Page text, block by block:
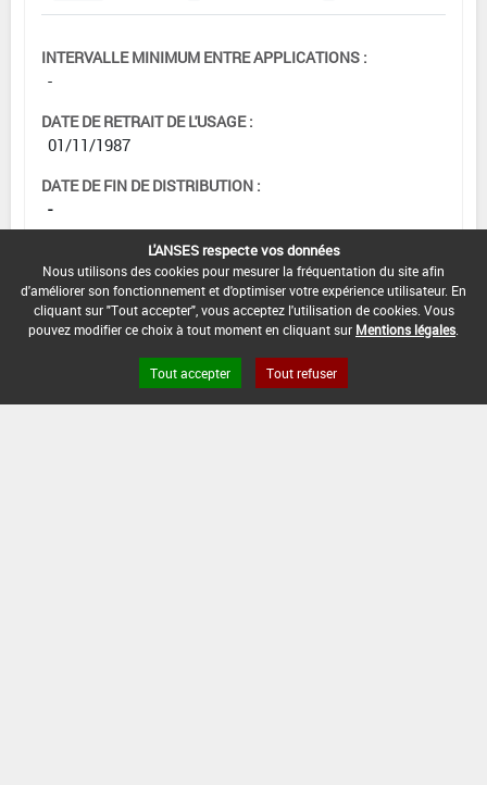
INTERVALLE MINIMUM ENTRE APPLICATIONS :
-
DATE DE RETRAIT DE L'USAGE :
01/11/1987
DATE DE FIN DE DISTRIBUTION :
-
DATE DE FIN D'UTILISATION :
-
L'ANSES respecte vos données
Nous utilisons des cookies pour mesurer la fréquentation du site afin
d'améliorer son fonctionnement et d'optimiser votre expérience utilisateur. En
cliquant sur "Tout accepter", vous acceptez l'utilisation de cookies. Vous
pouvez modifier ce choix à tout moment en cliquant sur Mentions légales
Tout accepter Tout refuser